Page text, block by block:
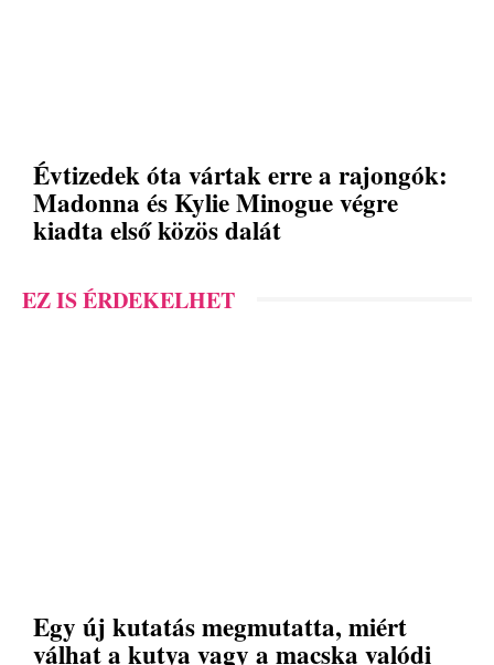
Évtizedek óta vártak erre a rajongók:
Madonna és Kylie Minogue végre
kiadta első közös dalát
EZ IS ÉRDEKELHET
Egy új kutatás megmutatta, miért
válhat a kutya vagy a macska valódi